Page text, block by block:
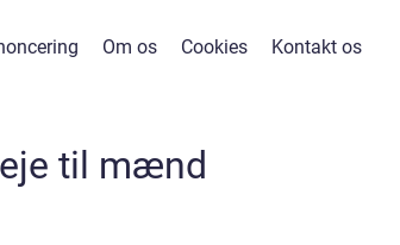
Om os Cookies Kontakt os
til mænd